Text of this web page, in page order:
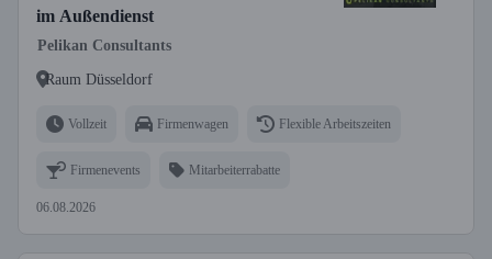
im Außendienst
Pelikan Consultants
Raum Düsseldorf
Vollzeit Firmenwagen Flexible Arbeitszeiten
Firmenevents Mitarbeiterrabatte
06.08.2026